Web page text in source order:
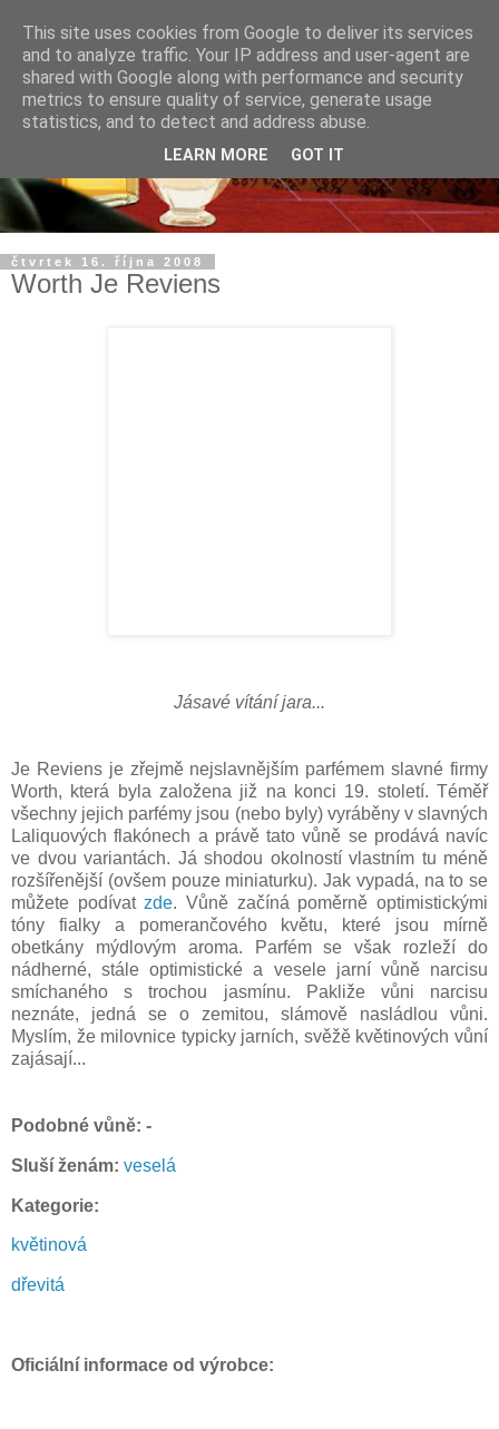
čtvrtek 16. října 2008
Worth Je Reviens
Jásavé vítání jara...
Je Reviens je zřejmě nejslavnějším parfémemslavné firmy
Worth, která byla založena již na konci 19. století. Téměř
všechny jejich parfémy jsou (nebo byly) vyráběny v slavných
Laliquových flakónech a právě tato vůně se prodává navíc
ve dvou variantách. Já shodou okolností vlastním tu méně
rozšířenější (ovšem pouze miniaturku). Jak vypadá, na to se
můžete podívatzde. Vůně začíná poměrně optimistickými
tóny fialky a pomerančového květu, které jsou mírně
obetkány mýdlovým aroma. Parfém se však rozleží do
nádherné, stále optimistické a vesele jarní vůně narcisu
smíchaného s trochou jasmínu. Pakliže vůni narcisu
neznáte, jedná se o zemitou, slámově nasládlou vůni.
Myslím, že milovnice typicky jarních, svěžě květinových vůní
zajásají...
Podobné vůně: -
Sluší ženám: veselá
Kategorie:
květinová
dřevitá
Oficiální informace od výrobce:
This site uses cookies from Google to deliver its services
and to analyze traffic. Your IP address and user-agent are
shared with Google along with performance and security
metrics to ensure quality of service, generate usage
statistics, and to detect and address abuse.
LEARN MORE GOT IT